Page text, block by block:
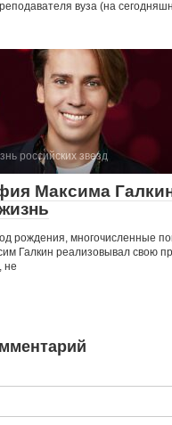
вуза (на
российских звезд
Максима
рождения, многочисленные
Галкин реализовывал свою
не